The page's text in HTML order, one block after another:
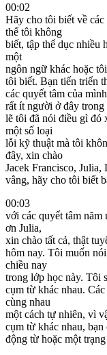
00:02
Hãy cho tôi biết về
thể tôi không
biết, tập thể dục nhiều
một
ngôn ngữ khác hoặc
tôi biết. Bạn tiến triển
các quyết tâm của
rất ít người ở đây
lẽ tôi đã nói điều gì đó
một số loại
lỗi kỹ thuật mà tôi
đây, xin chào
Jacek Francisco, Julia,
vâng, hãy cho tôi biết
00:03
với các quyết tâm
ơn Julia,
xin chào tất cả, thật
hôm nay. Tôi muốn
chiều nay
trong lớp học này. Tôi
cụm từ khác nhau.
cùng nhau
một cách tự nhiên, vì
cụm từ khác nhau,
động từ hoặc một